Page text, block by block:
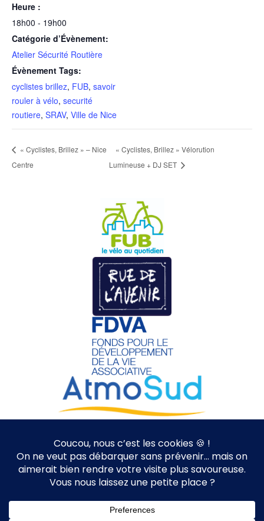
Heure :
18h00 - 19h00
Catégorie d’Évènement:
Atelier Sécurité Routière
Évènement Tags:
cyclistes brillez, FUB, savoir
rouler à vélo, securité
routiere, SRAV, Ville de Nice
« Cyclistes, Brillez » – Nice
Centre
« Cyclistes, Brillez » Vélorution
Lumineuse + DJ SET